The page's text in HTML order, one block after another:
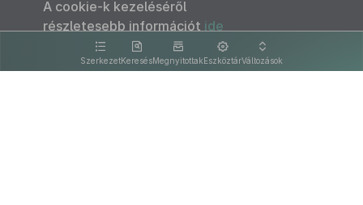
SzerkezetKeresésMegnyitottakEszköztárVáltozások
A cookie-k kezeléséről
részletesebb információt ide
kattintva olvashat.